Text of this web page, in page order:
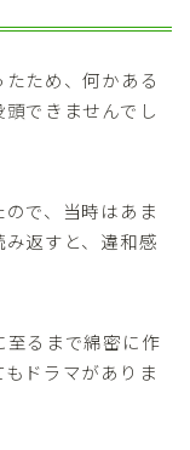
ため、何かある
できませんでし
で、当時はあま
返すと、違和感
至るまで綿密に作
ドラマがありま